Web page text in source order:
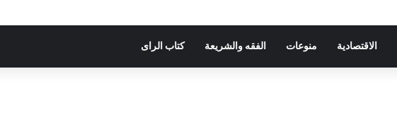
الاقتصادية منوعات الفقه والشريعة كتاب الراى